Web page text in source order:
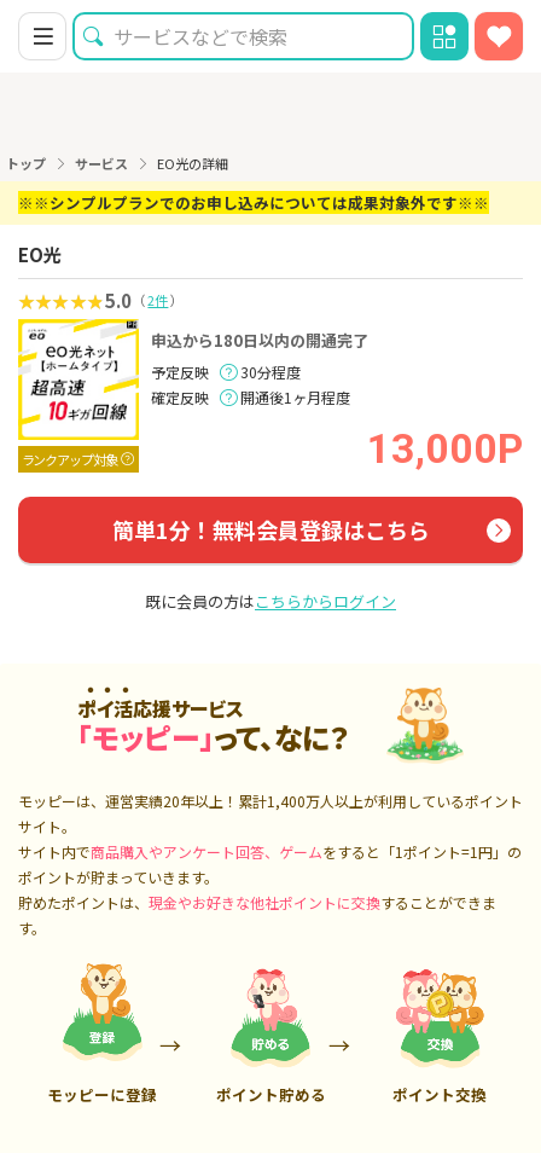
トップ サービス EO光の詳細
※※シンプルプランでのお申し込みについては成果対象外です※※
EO光
5.0 （2件）
ランクアップ対象
申込から180日以内の開通完了
予定反映
30分程度
確定反映
開通後1ヶ月程度
13,000P
簡単1分！無料会員登録はこちら
既に会員の方はこちらからログイン
ポイ活応援サービス
「モッピー」って、なに？
モッピーは、運営実績20年以上！累計1,400万人以上が利用しているポイント
サイト。
サイト内で商品購入やアンケート回答、ゲームをすると「1ポイント=1円」の
ポイントが貯まっていきます。
貯めたポイントは、 現金やお好きな他社ポイントに交換することができま
す。
モッピーに登録 ポイント貯める ポイント交換